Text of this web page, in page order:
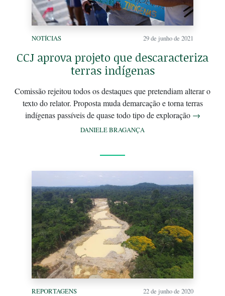
NOTÍCIAS 29 de junho de 2021
CCJ aprova projeto que descaracteriza
terras indígenas
Comissão rejeitou todos os destaques que pretendiam alterar o
texto do relator. Proposta muda demarcação e torna terras
indígenas passíveis de quase todo tipo de exploração →
DANIELE BRAGANÇA
REPORTAGENS 22 de junho de 2020